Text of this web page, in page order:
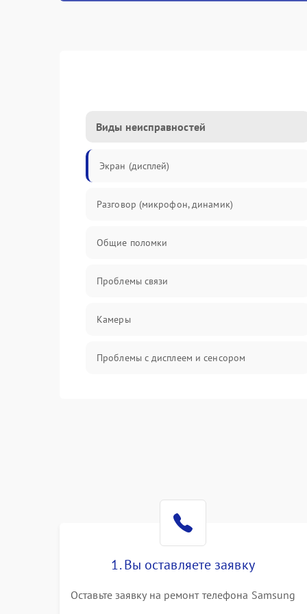
Виды неисправностей
Экран (дисплей)
Разговор (микрофон, динамик)
Общие поломки
Проблемы связи
Камеры
Проблемы с дисплеем и сенсором
1. Вы оставляете заявку
Оставьте заявку на ремонт телефона Samsung